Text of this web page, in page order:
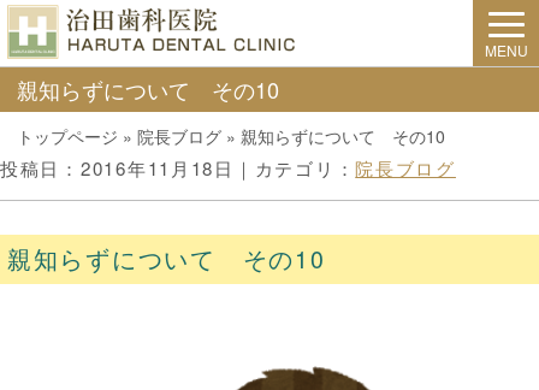
MENU
親知らずについて その10
トップページ » 院長ブログ » 親知らずについて その10
投稿日：2016年11月18日｜カテゴリ：院長ブログ
親知らずについて その10